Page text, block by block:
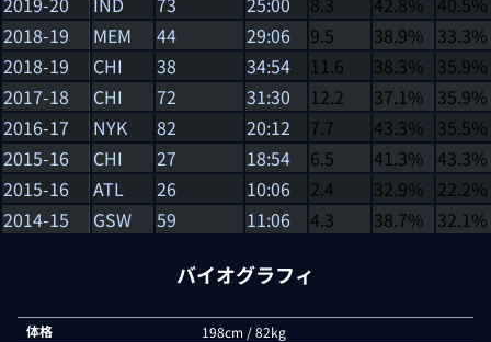
2018-19
MEM 44 29:06 9.5 38.9% 33.3%
2018-19
CHI 38 34:54 11.6 38.3% 35.9%
2017-18
CHI 72 31:30 12.2 37.1% 35.9%
2016-17
NYK 82 20:12 7.7 43.3% 35.5%
2015-16
CHI 27 18:54 6.5 41.3% 43.3%
2015-16
ATL 26 10:06 2.4 32.9% 22.2%
2014-15
GSW 59 11:06 4.3 38.7% 32.1%
バイオグラフィ
体格
198cm / 82kg